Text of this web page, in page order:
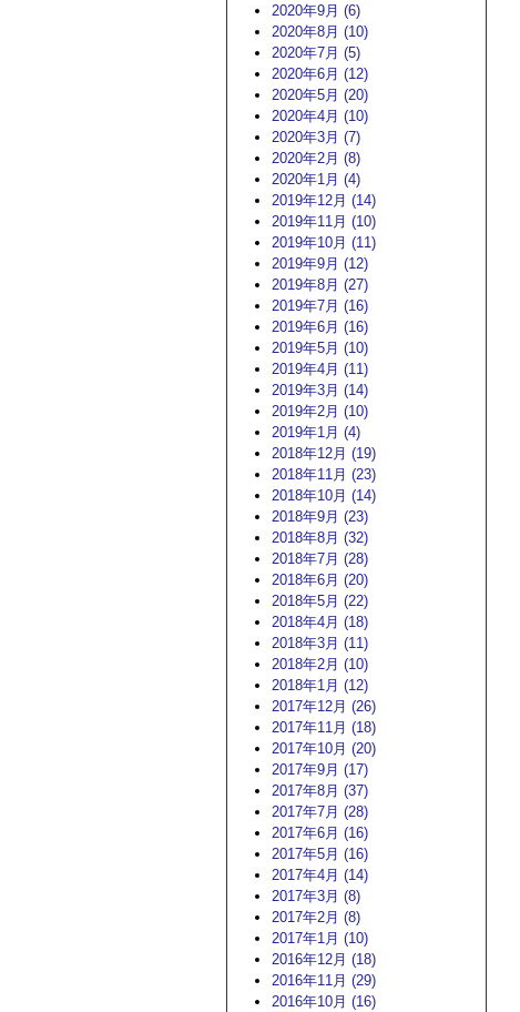
2020年9月 (6)
2020年8月 (10)
2020年7月 (5)
2020年6月 (12)
2020年5月 (20)
2020年4月 (10)
2020年3月 (7)
2020年2月 (8)
2020年1月 (4)
2019年12月 (14)
2019年11月 (10)
2019年10月 (11)
2019年9月 (12)
2019年8月 (27)
2019年7月 (16)
2019年6月 (16)
2019年5月 (10)
2019年4月 (11)
2019年3月 (14)
2019年2月 (10)
2019年1月 (4)
2018年12月 (19)
2018年11月 (23)
2018年10月 (14)
2018年9月 (23)
2018年8月 (32)
2018年7月 (28)
2018年6月 (20)
2018年5月 (22)
2018年4月 (18)
2018年3月 (11)
2018年2月 (10)
2018年1月 (12)
2017年12月 (26)
2017年11月 (18)
2017年10月 (20)
2017年9月 (17)
2017年8月 (37)
2017年7月 (28)
2017年6月 (16)
2017年5月 (16)
2017年4月 (14)
2017年3月 (8)
2017年2月 (8)
2017年1月 (10)
2016年12月 (18)
2016年11月 (29)
2016年10月 (16)